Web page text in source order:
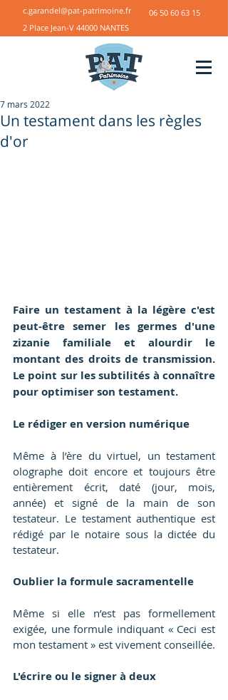
c.garandel@pat-patrimoine.fr
06 50 60 63 15
2 Place Jean-V 44000 NANTES
Un testament dans les règles
d'or
7 mars 2022
Faire un testament à la légère c'est
peut-être semer les germes d'une
zizanie familiale et alourdir le
montant des droits de transmission.
Le point sur les subtilités à connaître
pour optimiser son testament.
Le rédiger en version numérique
Même à l’ère du virtuel, un testament
olographe doit encore et toujours être
entièrement écrit, daté (jour, mois,
année) et signé de la main de son
testateur. Le testament authentique est
rédigé par le notaire sous la dictée du
testateur.
Oublier la formule sacramentelle
Même si elle n’est pas formellement
exigée, une formule indiquant « Ceci est
mon testament » est vivement conseillée.
L'écrire ou le signer à deux